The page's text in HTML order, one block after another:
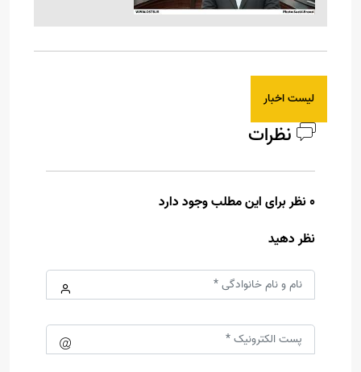
لیست اخبار
نظرات
0 نظر برای این مطلب وجود دارد
نظر دهید